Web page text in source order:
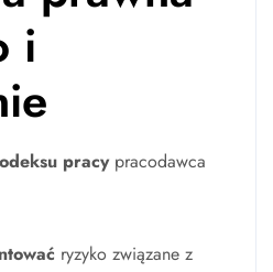
i
pracypracodawca
ryzyko związane z